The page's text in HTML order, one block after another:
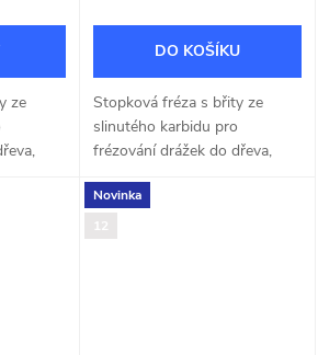
ze
DO KOŠÍKU
Stopková fréza s břity ze
slinutého karbidu pro
frézování drážek do dřeva,
12,7mm.
Novinka
12